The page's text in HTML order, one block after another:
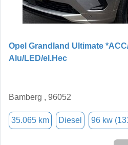
Opel Grandland Ultimate
Alu/LED/el.Hec
Bamberg , 96052
35.065 km Diesel 96 kw